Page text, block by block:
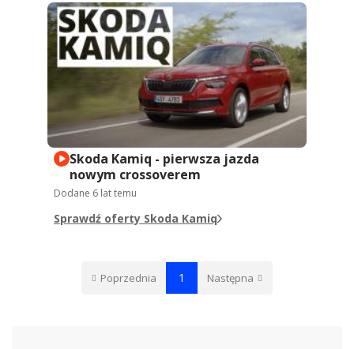
Skoda Kamiq - pierwsza jazda
nowym crossoverem
Dodane 6 lat temu
Sprawdź oferty Skoda Kamiq
Poprzednia 1 Następna